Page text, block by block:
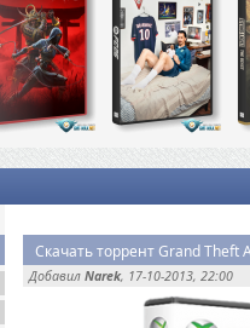
Скачать торрент Grand Theft
Добавил Narek, 17-10-2013, 22:00